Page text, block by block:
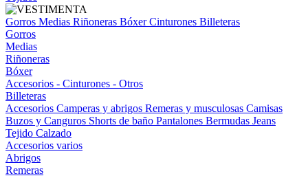
Gorros Medias Riñoneras BóxerCinturones Billeteras
Gorros
Medias
Riñoneras
Bóxer
Accesorios - Cinturones - Otros
Billeteras
Accesorios Camperas y abrigos Remeras y musculosas Camisas
Buzos y Canguros Shorts de baño Pantalones Bermudas Jeans
Tejido Calzado
Accesorios varios
Abrigos
Remeras